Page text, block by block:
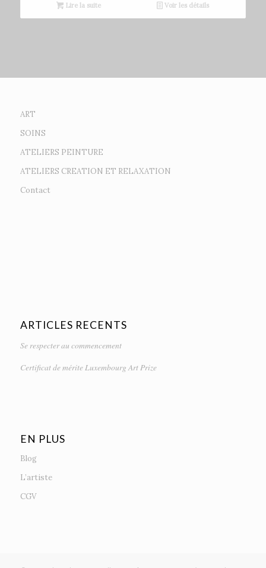
Lire la suite Voir les détails
ART
SOINS
ATELIERS PEINTURE
ATELIERS CREATION ET RELAXATION
Contact
ARTICLES RECENTS
Se respecter au commencement
Certificat de mérite Luxembourg Art Prize
EN PLUS
Blog
L’artiste
CGV